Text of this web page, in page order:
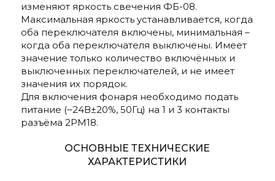
изменяют яркость свечения ФБ-08.
Максимальная яркость устанавливается, когда
оба переключателя включены, минимальная –
когда оба переключателя выключены. Имеет
значение только количество включённых и
выключенных переключателей, и не имеет
значения их порядок.
Для включения фонаря необходимо подать
питание (~24В±20%, 50Гц) на 1 и 3 контакты
разъёма 2РМ18.
ОСНОВНЫЕ ТЕХНИЧЕСКИЕ
ХАРАКТЕРИСТИКИ